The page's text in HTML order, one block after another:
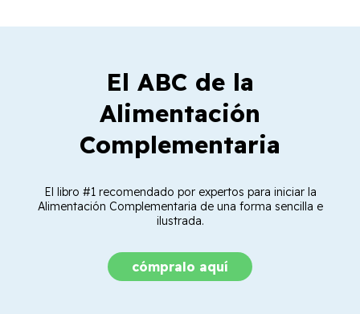
El ABC de la
Alimentación
Complementaria
El libro #1 recomendado por expertos para iniciar la
Alimentación Complementaria de una forma sencilla e
ilustrada.
cómpralo aquí